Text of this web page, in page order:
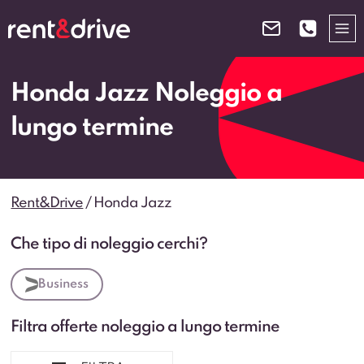
al
Honda Jazz Noleggio a
lungo termine
Rent&Drive / Honda Jazz
Che tipo di noleggio cerchi?
Business
Filtra offerte noleggio a lungo termine